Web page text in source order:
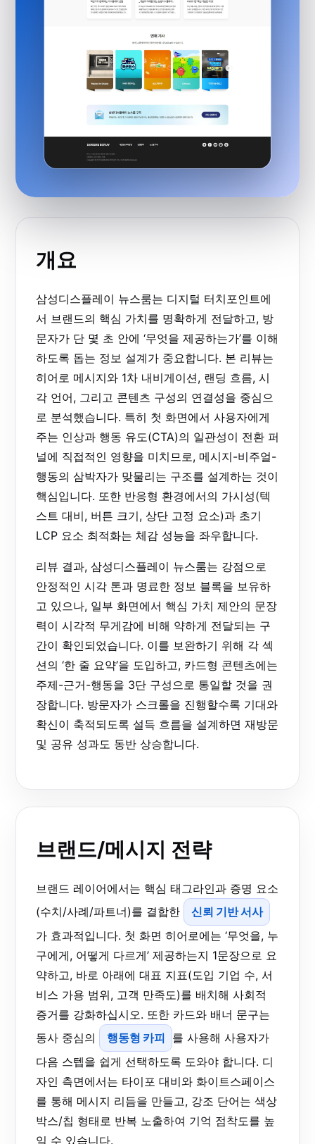
개요
삼성디스플레이 뉴스룸는 디지털 터치포인트에
서 브랜드의 핵심 가치를 명확하게 전달하고, 방
문자가 단 몇 초 안에 ‘무엇을 제공하는가’를 이해
하도록 돕는 정보 설계가 중요합니다. 본 리뷰는
히어로 메시지와 1차 내비게이션, 랜딩 흐름, 시
각 언어, 그리고 콘텐츠 구성의 연결성을 중심으
로 분석했습니다. 특히 첫 화면에서 사용자에게
주는 인상과 행동 유도(CTA)의 일관성이 전환 퍼
널에 직접적인 영향을 미치므로, 메시지-비주얼-
행동의 삼박자가 맞물리는 구조를 설계하는 것이
핵심입니다. 또한 반응형 환경에서의 가시성(텍
스트 대비, 버튼 크기, 상단 고정 요소)과 초기
LCP 요소 최적화는 체감 성능을 좌우합니다.
리뷰 결과, 삼성디스플레이 뉴스룸는 강점으로
안정적인 시각 톤과 명료한 정보 블록을 보유하
고 있으나, 일부 화면에서 핵심 가치 제안의 문장
력이 시각적 무게감에 비해 약하게 전달되는 구
간이 확인되었습니다. 이를 보완하기 위해 각 섹
션의 ‘한 줄 요약’을 도입하고, 카드형 콘텐츠에는
주제-근거-행동을 3단 구성으로 통일할 것을 권
장합니다. 방문자가 스크롤을 진행할수록 기대와
확신이 축적되도록 설득 흐름을 설계하면 재방문
및 공유 성과도 동반 상승합니다.
브랜드/메시지 전략
브랜드 레이어에서는 핵심 태그라인과 증명 요소
(수치/사례/파트너)를 결합한
신뢰 기반 서사
가 효과적입니다. 첫 화면 히어로에는 ‘무엇을, 누
구에게, 어떻게 다르게’ 제공하는지 1문장으로 요
약하고, 바로 아래에 대표 지표(도입 기업 수, 서
비스 가용 범위, 고객 만족도)를 배치해 사회적
증거를 강화하십시오. 또한 카드와 배너 문구는
동사 중심의
행동형 카피
를 사용해 사용자가
다음 스텝을 쉽게 선택하도록 도와야 합니다. 디
자인 측면에서는 타이포 대비와 화이트스페이스
를 통해 메시지 리듬을 만들고, 강조 단어는 색상
박스/칩 형태로 반복 노출하여 기억 점착도를 높
일 수 있습니다.